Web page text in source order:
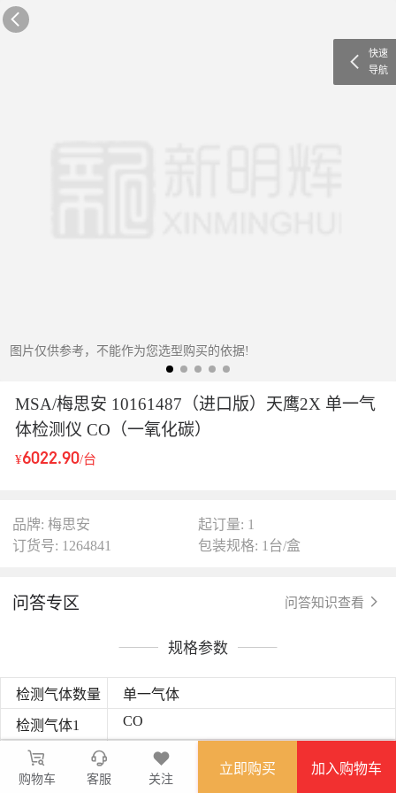
图片仅供参考，不能作为您选型购买的依据!
MSA/梅思安 10161487（进口版）天鹰2X 单一气
体检测仪 CO（一氧化碳）
¥6022.90/台
品牌: 梅思安
起订量: 1
订货号: 1264841
包装规格: 1台/盒
问答专区 问答知识查看
规格参数
检测气体数量 单一气体
检测气体1 CO
工作温度 -40℃~+60℃
质保期限
购物车 客服 关注
立即购买 加入购物车
快速
导航